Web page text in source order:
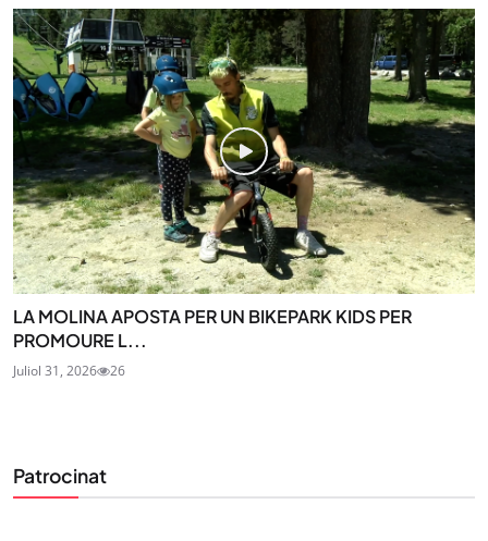
LA MOLINA APOSTA PER UN BIKEPARK KIDS PER
PROMOURE L...
Juliol 31, 2026 26
Patrocinat